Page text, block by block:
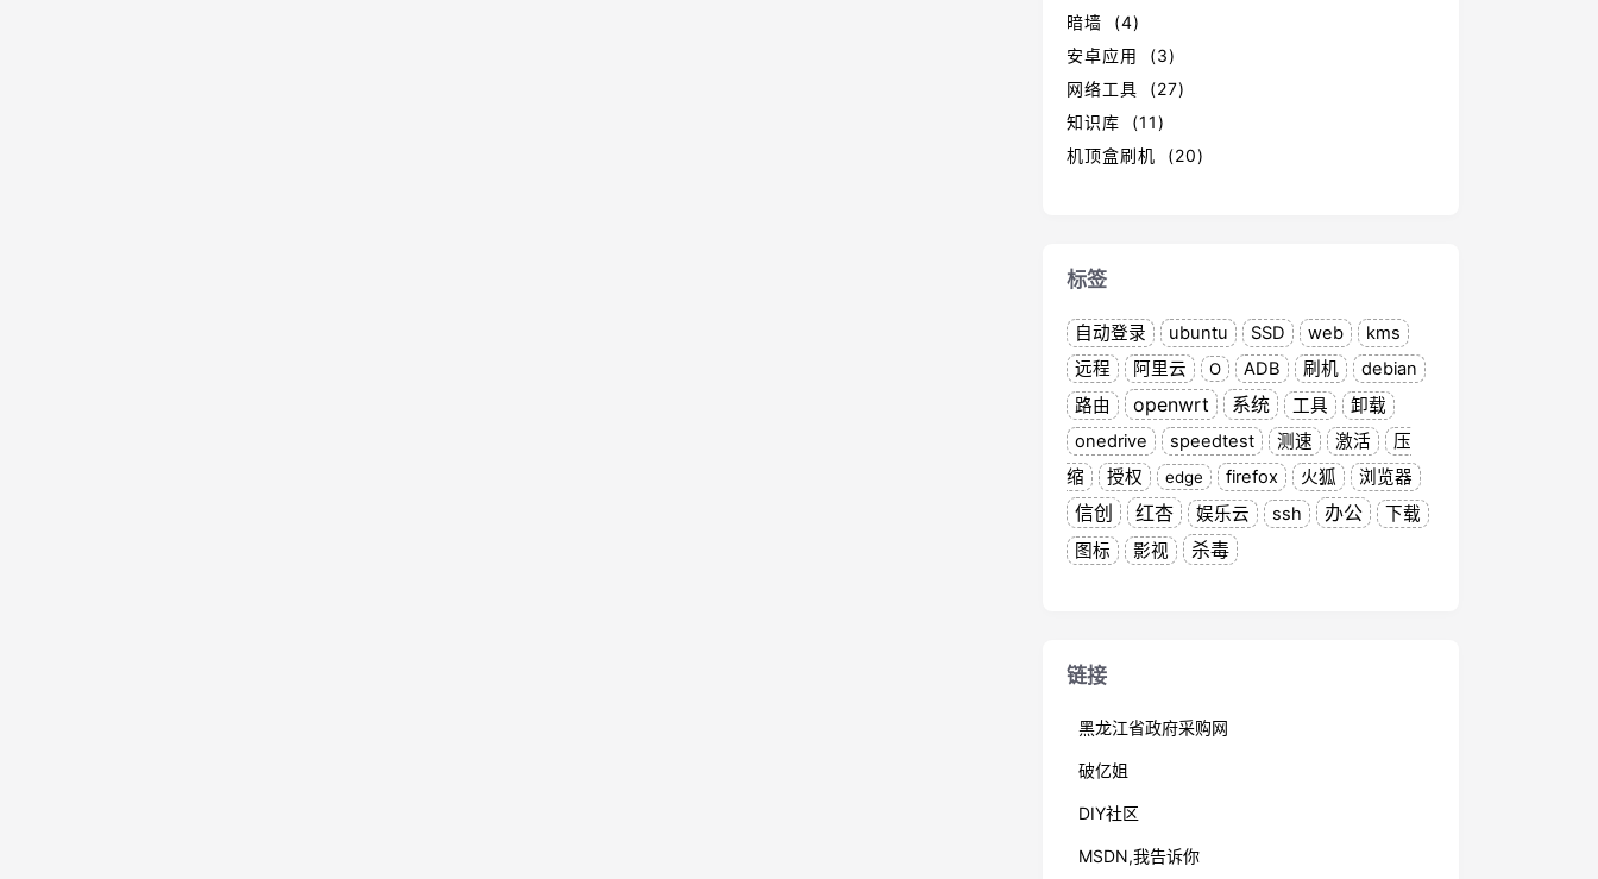
暗墙 (4)
安卓应用 (3)
网络工具 (27)
知识库 (11)
机顶盒刷机 (20)
标签
自动登录 ubuntu SSD web
kms
远程
阿里云 O ADB 刷机
debian
路由
openwrt 系统 工具
卸载
onedrive
speedtest 测速 激活
压
缩
授权 edge firefox 火狐 浏览器
信创 红杏 娱乐云 ssh 办公
下载
图标
影视 杀毒
链接
黑龙江省政府采购网
破亿姐
DIY社区
MSDN,我告诉你